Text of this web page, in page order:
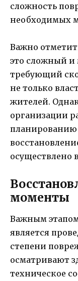
сложность
необходимых
Важно
это сложный и
требующий
не только
жителей.
организации
планированию
осуществлено
моменты
Важным
является
степени
осматривают
техническое